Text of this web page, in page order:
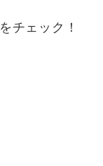
をチェック！